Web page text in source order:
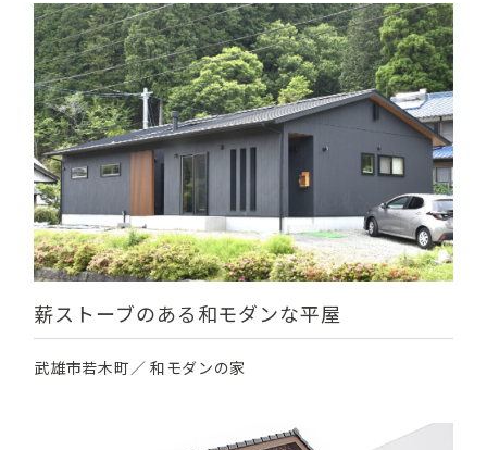
薪ストーブのある和モダンな平屋
武雄市若木町／ 和モダンの家